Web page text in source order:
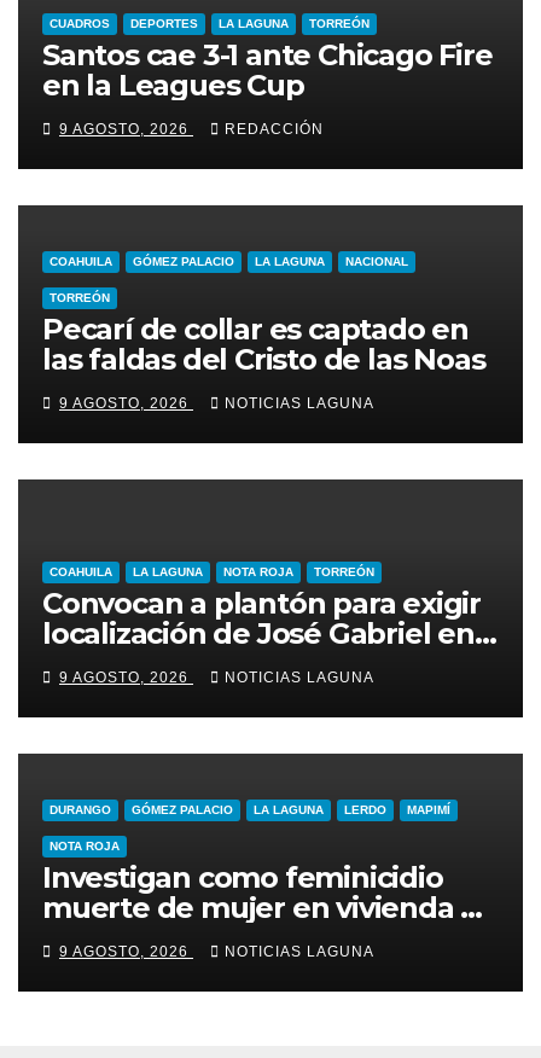
CUADROS DEPORTES LA LAGUNA TORREÓN
Santos cae 3-1 ante Chicago Fire
en la Leagues Cup
9 AGOSTO, 2026 REDACCIÓN
COAHUILA GÓMEZ PALACIO LA LAGUNA NACIONAL
TORREÓN
Pecarí de collar es captado en
las faldas del Cristo de las Noas
9 AGOSTO, 2026 NOTICIAS LAGUNA
COAHUILA LA LAGUNA NOTA ROJA TORREÓN
Convocan a plantón para exigir
localización de José Gabriel en
Torreón
9 AGOSTO, 2026 NOTICIAS LAGUNA
DURANGO GÓMEZ PALACIO LA LAGUNA LERDO MAPIMÍ
NOTA ROJA
Investigan como feminicidio
muerte de mujer en vivienda de
Lerdo
9 AGOSTO, 2026 NOTICIAS LAGUNA